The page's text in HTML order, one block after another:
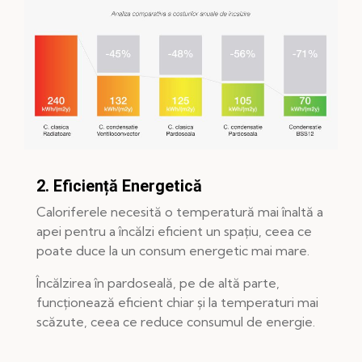
2. Eficiență Energetică
Caloriferele necesită o temperatură mai înaltă a
apei pentru a încălzi eficient un spațiu, ceea ce
poate duce la un consum energetic mai mare.
Încălzirea în pardoseală, pe de altă parte,
funcționează eficient chiar și la temperaturi mai
scăzute, ceea ce reduce consumul de energie.